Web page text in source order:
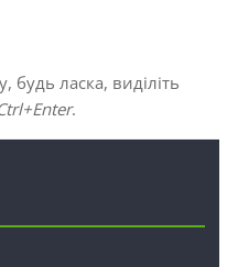
ласка, виділіть
.